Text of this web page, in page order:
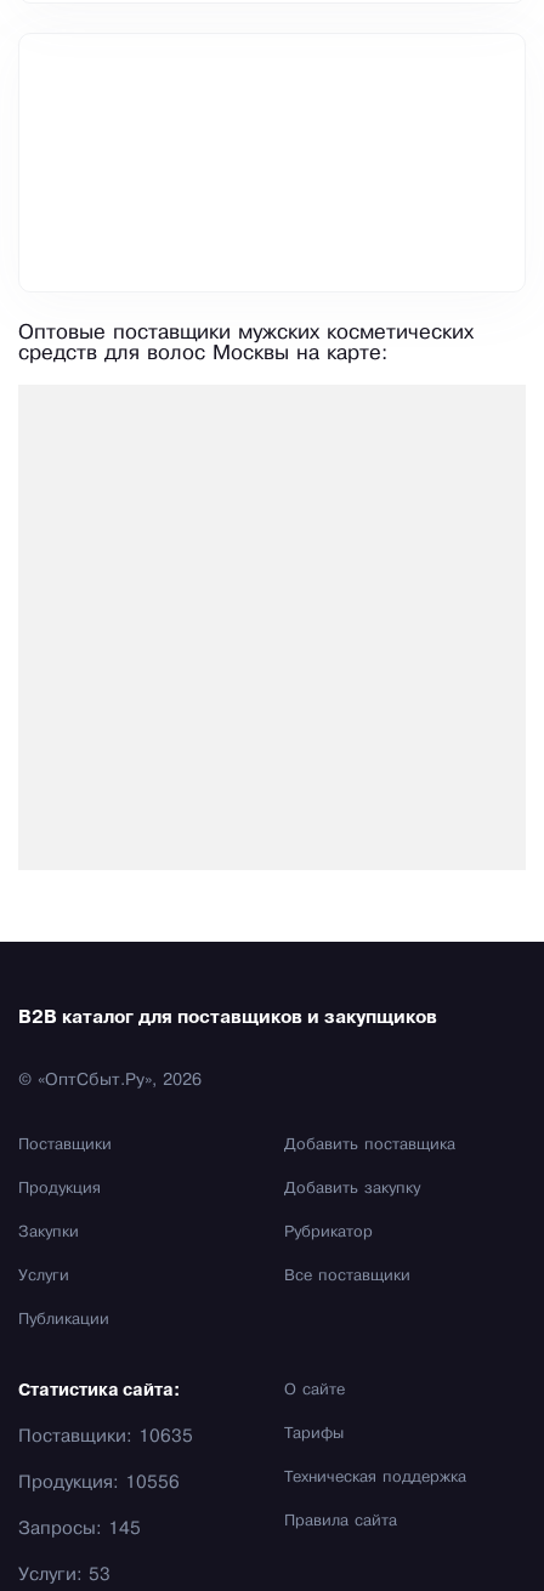
Оптовые поставщики мужских косметических
средств для волос Москвы на карте:
B2B каталог для поставщиков и закупщиков
© «ОптСбыт.Ру», 2026
Поставщики
Продукция
Закупки
Услуги
Публикации
Добавить поставщика
Добавить закупку
Рубрикатор
Все поставщики
О сайте
Тарифы
Техническая поддержка
Правила сайта
Статистика сайта:
Поставщики: 10635
Продукция: 10556
Запросы: 145
Услуги: 53